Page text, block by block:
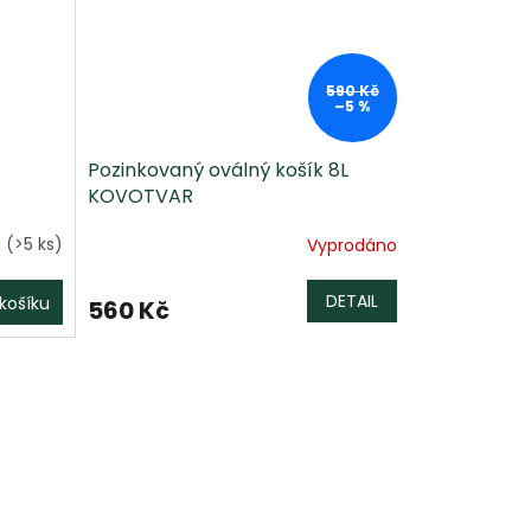
(>5 ks)
590 Kč
–5 %
Pozinkovaný oválný košík 8L
KOVOTVAR
Vyprodáno
560 Kč DETAIL